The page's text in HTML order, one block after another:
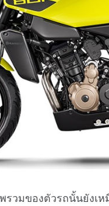
รวมของตัวรถนั้นยัง